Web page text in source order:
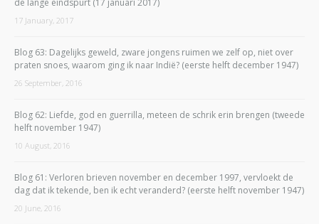
17 January, 2017
Blog 63: Dagelijks geweld, zware jongens ruimen we zelf op, niet over
praten snoes, waarom ging ik naar Indië? (eerste helft december 1947)
26 September, 2016
Blog 62: Liefde, god en guerrilla, meteen de schrik erin brengen (tweede
helft november 1947)
10 August, 2016
Blog 61: Verloren brieven november en december 1997, vervloekt de
dag dat ik tekende, ben ik echt veranderd? (eerste helft november 1947)
20 June, 2016